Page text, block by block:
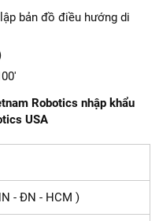
bản đồ điều hướng di
Robotics nhập khẩu
USA
- ĐN - HCM )